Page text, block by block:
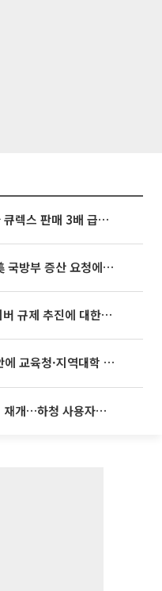
대신證 “알테오젠, 키트루다 큐렉스 판매 3배 급증…목표가 41만원 상향”
[특징주] “탄약 부족하다“ 美 국방부 증산 요청에⋯국내 방산주 급등세
[특징주] 美 중국산 광트랜시버 규제 추진에 대한광통신 등 광통신株 강세
대학 서·논술형 입시 연계 '착수'
현대차·기아, 이번 주 임단협 재개…하청 사용자성 재심도 ‘변수’